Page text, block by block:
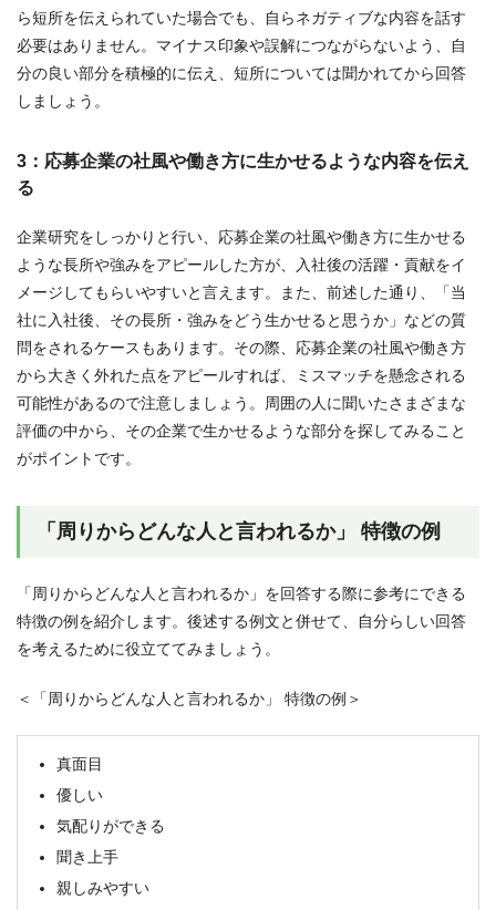
ら短所を伝えられていた場合でも、自らネガティブな内容を話す
必要はありません。マイナス印象や誤解につながらないよう、自
分の良い部分を積極的に伝え、短所については聞かれてから回答
しましょう。
3：応募企業の社風や働き方に生かせるような内容を伝え
る
企業研究をしっかりと行い、応募企業の社風や働き方に生かせる
ような長所や強みをアピールした方が、入社後の活躍・貢献をイ
メージしてもらいやすいと言えます。また、前述した通り、「当
社に入社後、その長所・強みをどう生かせると思うか」などの質
問をされるケースもあります。その際、応募企業の社風や働き方
から大きく外れた点をアピールすれば、ミスマッチを懸念される
可能性があるので注意しましょう。周囲の人に聞いたさまざまな
評価の中から、その企業で生かせるような部分を探してみること
がポイントです。
「周りからどんな人と言われるか」 特徴の例
「周りからどんな人と言われるか」を回答する際に参考にできる
特徴の例を紹介します。後述する例文と併せて、自分らしい回答
を考えるために役立ててみましょう。
＜「周りからどんな人と言われるか」 特徴の例＞
真面目
優しい
気配りができる
聞き上手
親しみやすい